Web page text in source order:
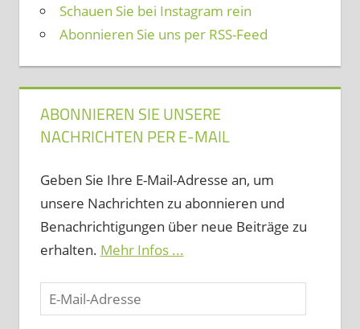
Schauen Sie bei Instagram rein
Abonnieren Sie uns per RSS-Feed
ABONNIEREN SIE UNSERE
NACHRICHTEN PER E-MAIL
Geben Sie Ihre E-Mail-Adresse an, um
unsere Nachrichten zu abonnieren und
Benachrichtigungen über neue Beiträge zu
erhalten. Mehr Infos ...
E-
Mail-